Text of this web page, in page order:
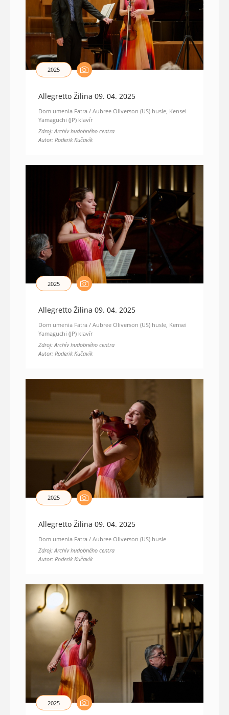
2025
Allegretto Žilina 09. 04. 2025
Dom umenia Fatra / Aubree Oliverson (US) husle, Kensei
Yamaguchi (JP) klavír
Zdroj: Archív hudobného centra
Autor: Roderik Kučavík
2025
Allegretto Žilina 09. 04. 2025
Dom umenia Fatra / Aubree Oliverson (US) husle, Kensei
Yamaguchi (JP) klavír
Zdroj: Archív hudobného centra
Autor: Roderik Kučavík
2025
Allegretto Žilina 09. 04. 2025
Dom umenia Fatra / Aubree Oliverson (US) husle
Zdroj: Archív hudobného centra
Autor: Roderik Kučavík
2025